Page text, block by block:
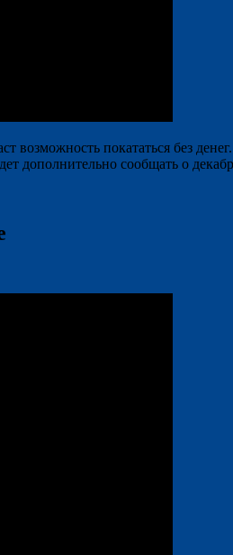
возможность покататься без денег.
дополнительно сообщать о